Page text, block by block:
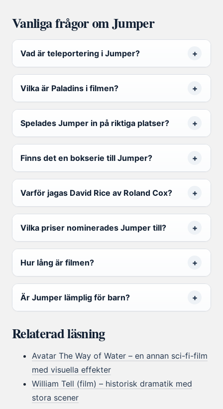
Vanliga frågor om Jumper
Vad är teleportering i Jumper?
Vilka är Paladins i filmen?
Spelades Jumper in på riktiga platser?
Finns det en bokserie till Jumper?
Varför jagas David Rice av Roland Cox?
Vilka priser nominerades Jumper till?
Hur lång är filmen?
Är Jumper lämplig för barn?
Relaterad läsning
Avatar The Way of Water – en annan sci-fi-film
med visuella effekter
William Tell (film) – historisk dramatik med
stora scener